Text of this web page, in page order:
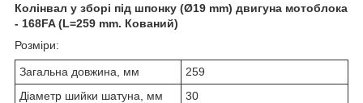
Колінвал у зборі під шпонку (Ø19 mm) двигуна мотоблока
- 168FA (L=259 mm. Кований)
Розміри:
Загальна довжина, мм
259
Діаметр шийки шатуна, мм
30